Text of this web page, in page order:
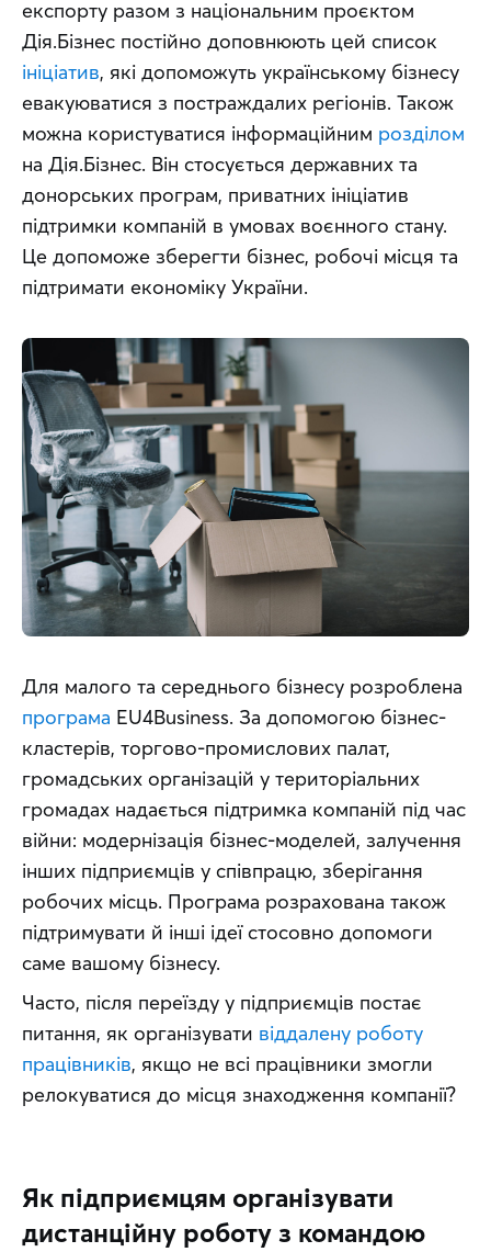
експорту разом з національним проєктом
ініціатив, які допоможуть українському бізнесу
евакуюватися з постраждалих регіонів. Також
можна користуватися інформаційним розділом
на Дія.Бізнес. Він стосується державних та
донорських програм, приватних ініціатив
підтримки компаній в умовах воєнного стану.
Це допоможе зберегти бізнес, робочі місця та
підтримати економіку України.
програма EU4Business. За допомогою бізнес-
кластерів, торгово-промислових палат,
громадських організацій у територіальних
громадах надається підтримка компаній під час
війни: модернізація бізнес-моделей, залучення
інших підприємців у співпрацю, зберігання
робочих місць. Програма розрахована також
підтримувати й інші ідеї стосовно допомоги
саме вашому бізнесу.
Часто, після переїзду у підприємців постає
питання, як організувати віддалену роботу
працівників, якщо не всі працівники змогли
релокуватися до місця знаходження компанії?
Як підприємцям організувати
дистанційну роботу з командою